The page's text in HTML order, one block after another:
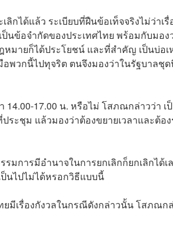
กได้แล้ว ระเบียบที่ฝืนข้อเท็จจริงไม่ว่าเรื่
นข้อจำกัดของประเทศไทย พร้อมกับมอง
มายก็ได้ประโยชน์ และที่สำคัญ เป็นบ่อเ
พวกนี้ไปทุจริต ตนจึงมองว่าในรัฐบาลชุ
17.00 น. หรือไม่ โสภณกล่าวว่า เ
ระชุม แล้วมองว่าต้องขยายเวลาและต้อ
การมีอำนาจในการยกเลิกก็ยกเลิกได้เ
นไปไม่ได้หรอกวิธีแบบนี้
มีเรื่องกังวลในกรณีดังกล่าวนั้น โสภณก